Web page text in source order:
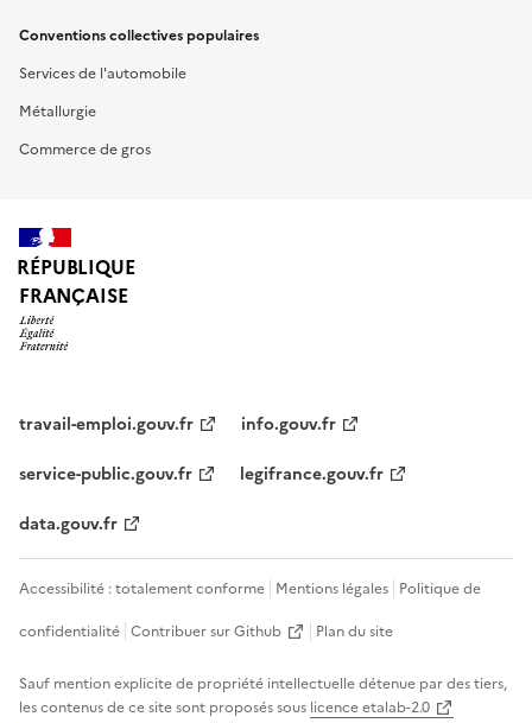
Conventions collectives populaires
Services de l'automobile
Métallurgie
Commerce de gros
RÉPUBLIQUE
FRANÇAISE
travail-emploi.gouv.fr
info.gouv.fr
service-public.gouv.fr
legifrance.gouv.fr
data.gouv.fr
Accessibilité : totalement conforme Mentions légales Politique de
confidentialité Contribuer sur Github Plan du site
Sauf mention explicite de propriété intellectuelle détenue par des tiers,
les contenus de ce site sont proposés sous licence etalab-2.0